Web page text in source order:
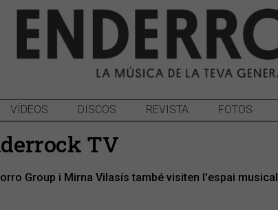
VÍDEOS DISCOS REVISTA FOTOS
TV
Group i Mirna Vilasís també visiten l'espai musical